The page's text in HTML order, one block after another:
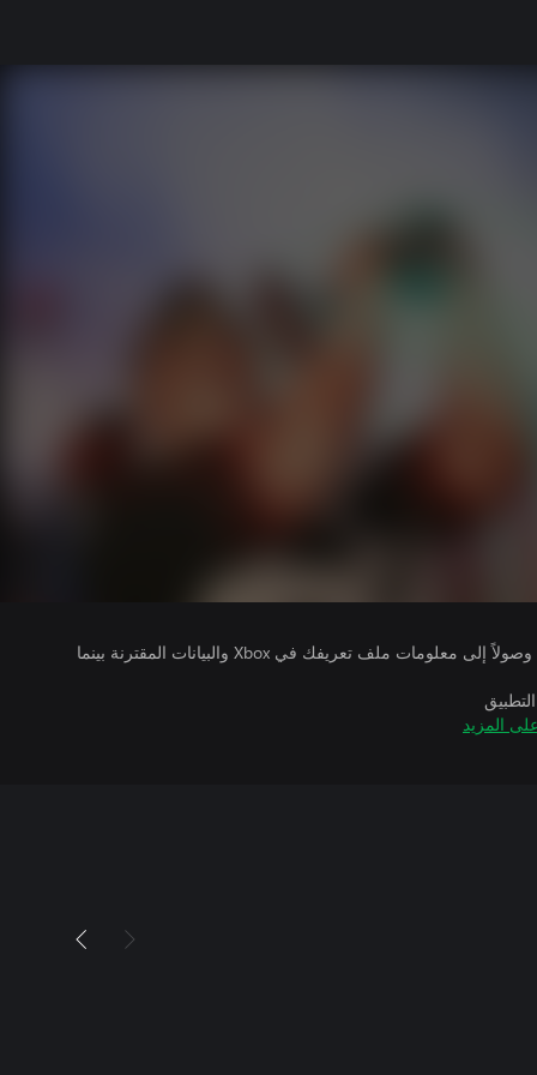
يتلقى ناشرو الألعاب التي تقوم بتشغيلها وصولاً إلى معلومات ملف تعريفك في Xbox والبيانات المقترنة بينما
المزيد